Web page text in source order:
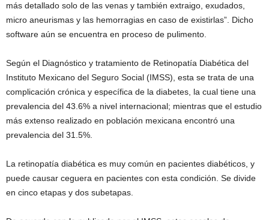
más detallado solo de las venas y también extraigo, exudados,
micro aneurismas y las hemorragias en caso de existirlas”. Dicho
software aún se encuentra en proceso de pulimento.
Según el Diagnóstico y tratamiento de Retinopatía Diabética del
Instituto Mexicano del Seguro Social (IMSS), esta se trata de una
complicación crónica y específica de la diabetes, la cual tiene una
prevalencia del 43.6% a nivel internacional; mientras que el estudio
más extenso realizado en población mexicana encontró una
prevalencia del 31.5%.
La retinopatía diabética es muy común en pacientes diabéticos, y
puede causar ceguera en pacientes con esta condición. Se divide
en cinco etapas y dos subetapas.